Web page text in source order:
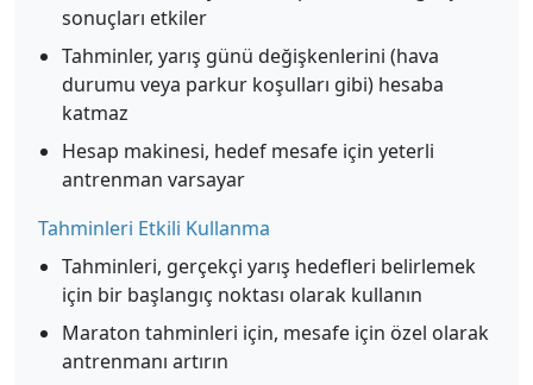
sonuçları etkiler
Tahminler, yarış günü değişkenlerini (hava
durumu veya parkur koşulları gibi) hesaba
katmaz
Hesap makinesi, hedef mesafe için yeterli
antrenman varsayar
Tahminleri Etkili Kullanma
Tahminleri, gerçekçi yarış hedefleri belirlemek
için bir başlangıç noktası olarak kullanın
Maraton tahminleri için, mesafe için özel olarak
antrenmanı artırın